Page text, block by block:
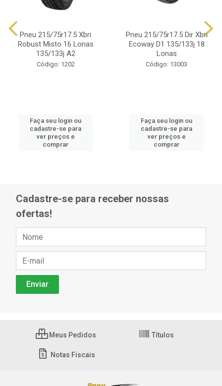
Pneu 215/75r17.5 Xbri
Robust Misto 16 Lonas
135/133j A2
Código: 1202
Faça seu login ou
cadastre-se para
ver preços e
comprar
Pneu 215/75r17.5 Dir Xbri
Ecoway D1 135/133j 18
Lonas
Código: 13003
Faça seu login ou
cadastre-se para
ver preços e
comprar
Cadastre-se para receber nossas
ofertas!
Meus Pedidos Títulos
Notas Fiscais